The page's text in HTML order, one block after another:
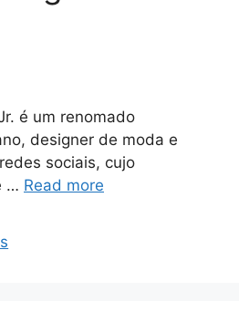
é um renomado
designer de moda e
sociais, cujo
… Read more